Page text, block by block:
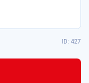
ID: 427